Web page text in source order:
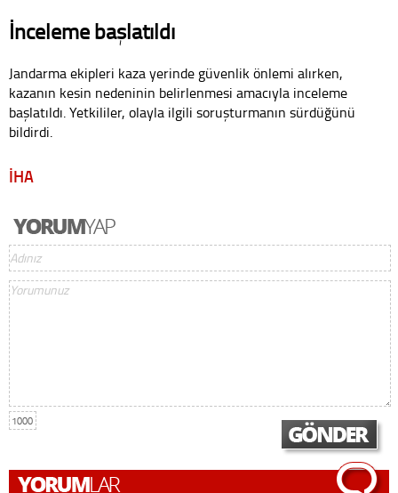
İnceleme başlatıldı
Jandarma ekipleri kaza yerinde güvenlik önlemi alırken,
kazanın kesin nedeninin belirlenmesi amacıyla inceleme
başlatıldı. Yetkililer, olayla ilgili soruşturmanın sürdüğünü
bildirdi.
İHA
1000